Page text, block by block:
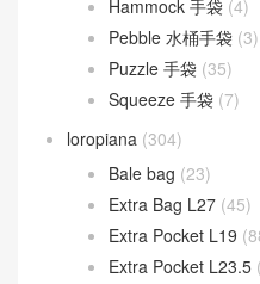
Gucci (270)
LOEWE(349)
Cubi 斜挎包 (20)
Flamenco 手袋(23)
Gate 手袋
Goya 手袋(14)
Hammock 手袋(4)
Pebble 水桶手袋(3)
Puzzle 手袋(35)